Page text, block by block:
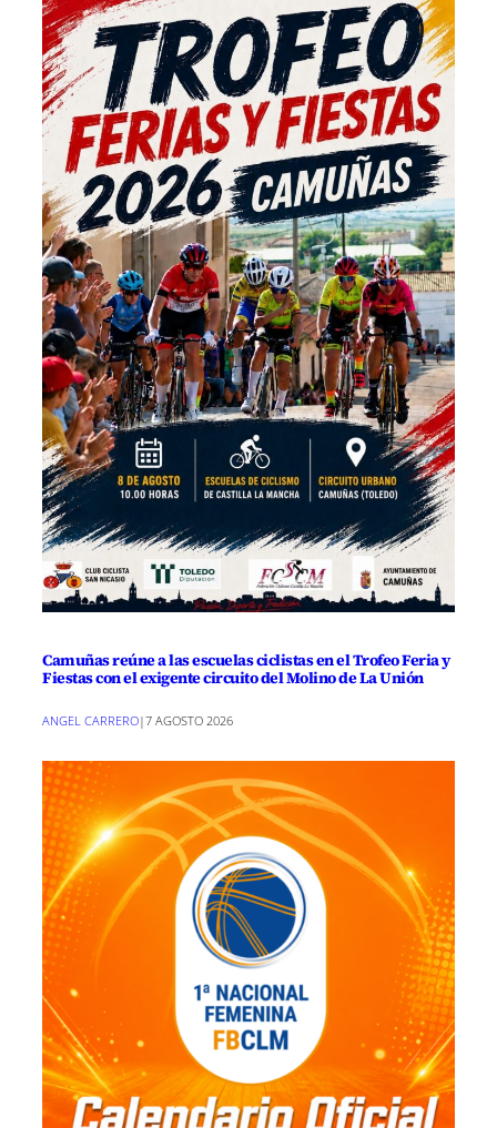
Camuñas reúne a las escuelas ciclistas en el Trofeo Feria y
Fiestas con el exigente circuito del Molino de La Unión
ANGEL CARRERO|7 AGOSTO 2026